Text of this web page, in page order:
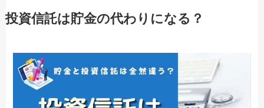
投資信託は貯金の代わりになる？